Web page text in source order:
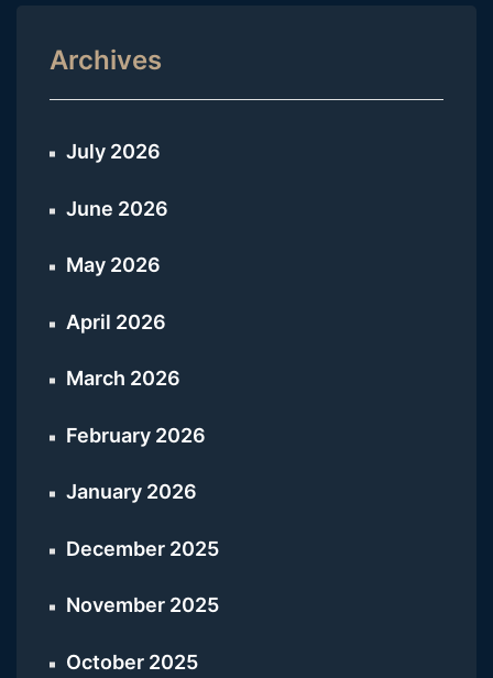
Archives
July 2026
June 2026
May 2026
April 2026
March 2026
February 2026
January 2026
December 2025
November 2025
October 2025